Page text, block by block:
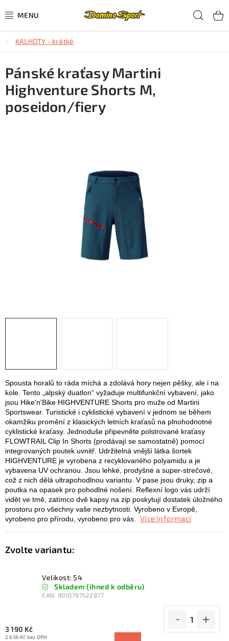
na
CYKLISTIKA
SJEZDOVÉ LYŽOVÁNÍ
SKIALPOVÉ LYŽOVÁNÍ
KALHOTY - krátké
Spousta horalů to ráda míchá a zdolává hory nejen pěšky, ale i na
kole. Tento „alpský duatlon“ vyžaduje multifunkční vybavení, jako
jsou Hike'n'Bike HIGHVENTURE Shorts pro muže od Martini
Sportswear. Turistické i cyklistické vybavení v jednom se během
okamžiku promění z klasických letních kraťasů na plnohodnotné
cyklistické kraťasy. Jednoduše připevněte polstrované kraťasy
FLOWTRAIL Clip In Shorts (prodávají se samostatně) pomocí
integrovaných poutek uvnitř. Udržitelná vnější látka šortek
HIGHVENTURE je vyrobena z recyklovaného polyamidu a je
vybavena UV ochranou. Jsou lehké, prodyšné a super-strečové,
což z nich dělá ultrapohodlnou variantu. V pase jsou druky, zip a
poutka na opasek pro pohodlné nošení. Reflexní logo vás udrží
vidět ve tmě, zatímco dvě kapsy na zip poskytují dostatek úložného
prostoru pro všechny vaše nezbytnosti. Vyrobeno v Evropě,
vyrobeno pro přírodu, vyrobeno pro vás.
Více informací
Velikost: 54
Skladem (ihned k odběru)
EAN: 9010797522877
3 190 Kč
2 636 Kč bez DPH
Pánské kraťasy Martini
Highventure Shorts M,
poseidon/fiery